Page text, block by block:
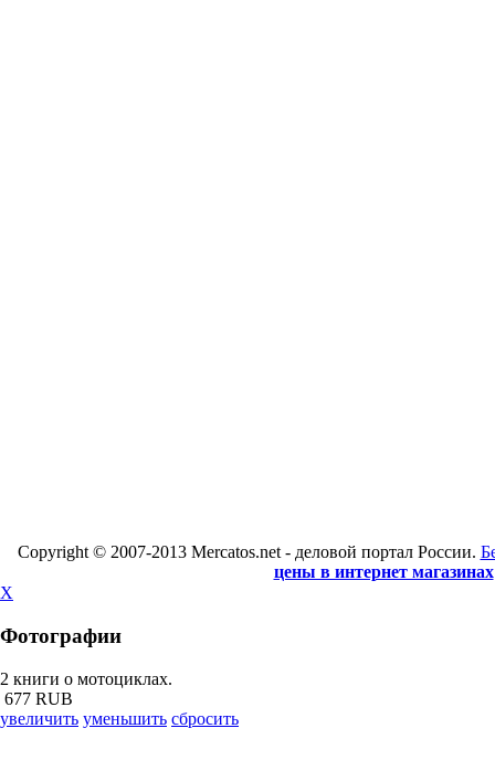
Copyright © 2007-2013 Mercatos.net - деловой портал России.
цены в интернет магазинах
X
Фотографии
2 книги о мотоциклах.
677 RUB
увеличить уменьшить сбросить